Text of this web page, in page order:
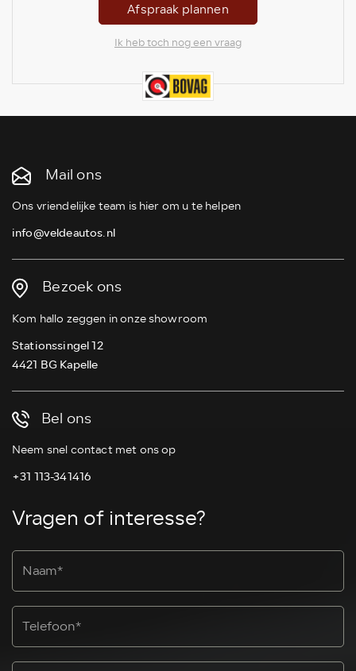
Afspraak plannen
Ik heb toch nog een vraag
Mail ons
Ons vriendelijke team is hier om u te helpen
info@veldeautos.nl
Bezoek ons
Kom hallo zeggen in onze showroom
Stationssingel 12
4421 BG Kapelle
Bel ons
Neem snel contact met ons op
+31 113-341416
Vragen of interesse?